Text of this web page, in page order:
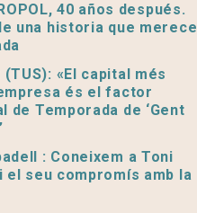
40 años después.
una historia que merece
(TUS): «El capital més
és el factor
de Temporada de ‘Gent
: Coneixem a Toni
el seu compromís amb la